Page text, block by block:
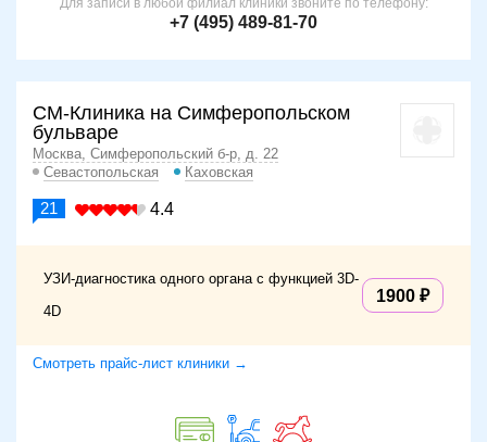
Для записи в любой филиал клиники звоните по телефону:
+7 (495) 489-81-70
СМ-Клиника на Симферопольском
бульваре
Москва, Симферопольский б-р, д. 22
Севастопольская
Каховская
21 4.4
УЗИ-диагностика одного органа с функцией 3D-
4D
1900
Смотреть прайс-лист клиники →